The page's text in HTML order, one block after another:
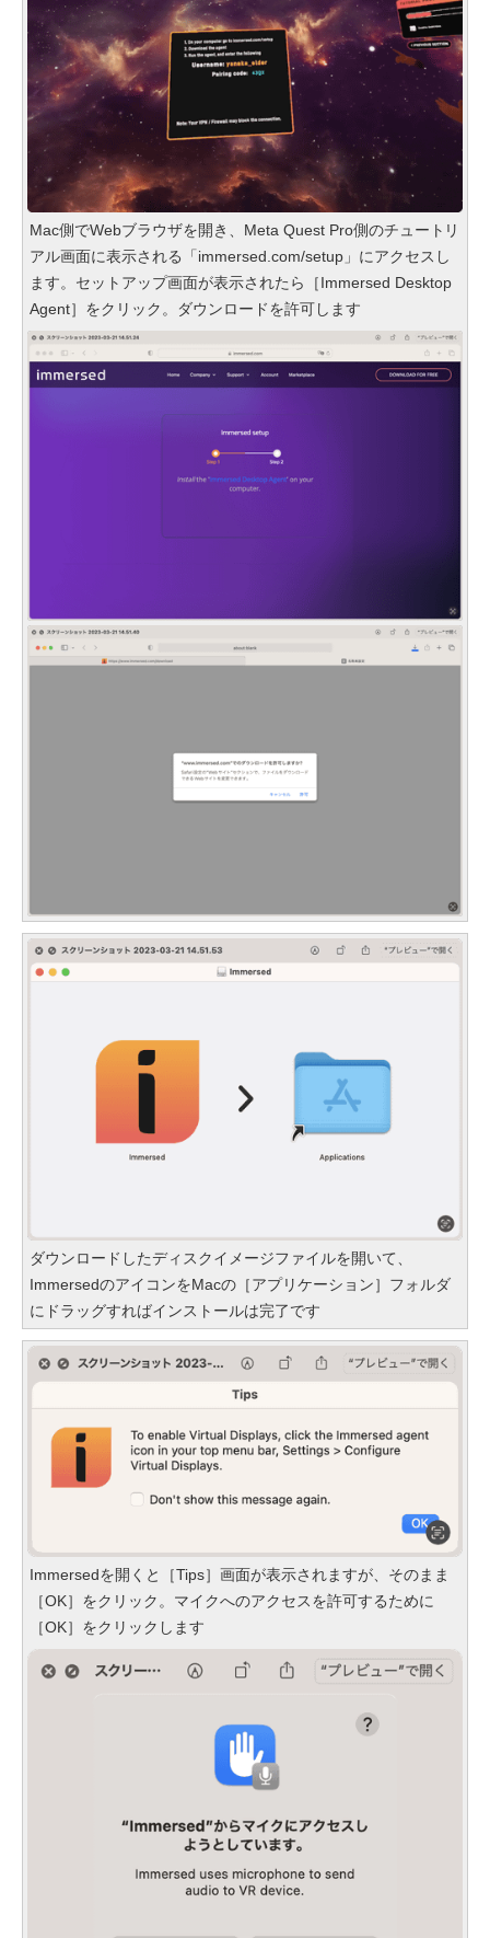
Mac側でWebブラウザを開き、Meta Quest Pro側のチュートリ
アル画面に表示される「immersed.com/setup」にアクセスし
ます。セットアップ画面が表示されたら［Immersed Desktop
Agent］をクリック。ダウンロードを許可します
ダウンロードしたディスクイメージファイルを開いて、
ImmersedのアイコンをMacの［アプリケーション］フォルダ
にドラッグすればインストールは完了です
Immersedを開くと［Tips］画面が表示されますが、そのまま
［OK］をクリック。マイクへのアクセスを許可するために
［OK］をクリックします